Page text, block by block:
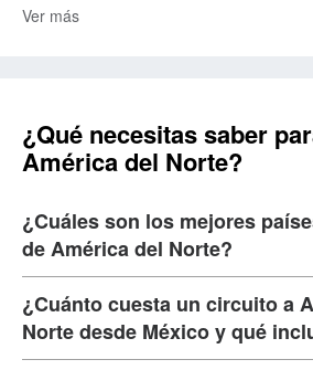
Ver más
¿Qué necesitas saber
América del Norte?
¿Cuáles son los mejores
de América del Norte?
¿Cuánto cuesta un circuito a
Norte desde México y qué